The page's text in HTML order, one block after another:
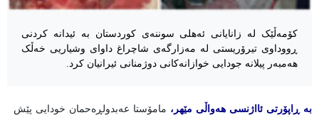
کۆمەڵێک لە زانایانی ئەهلی سوننەی کوردستان بە ئیدانە کردنی
ڕووداوی تیرۆریستی لە مەزارگەی شاچراغ داوای وشیاریی خەڵک
هەمبەر پیلانە جودایی خوازانەکانی دوژمنانی ئیرانیان کرد.
بە ڕاپۆرتی ئااژنسی هەواڵی مێهر، مامۆستا عەبدولڕەحمان خودایی پێش